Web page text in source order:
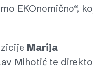
EKOnomično“,
Marija
Mihotić te